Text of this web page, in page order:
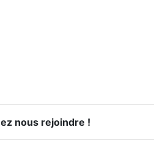
nous rejoindre !